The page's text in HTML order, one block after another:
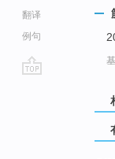
翻译
例句